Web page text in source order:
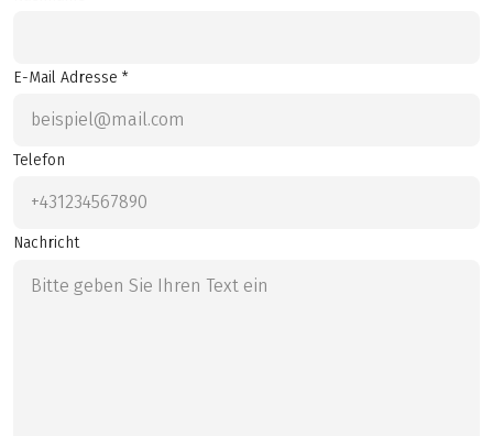
E-Mail Adresse *
Telefon
Nachricht